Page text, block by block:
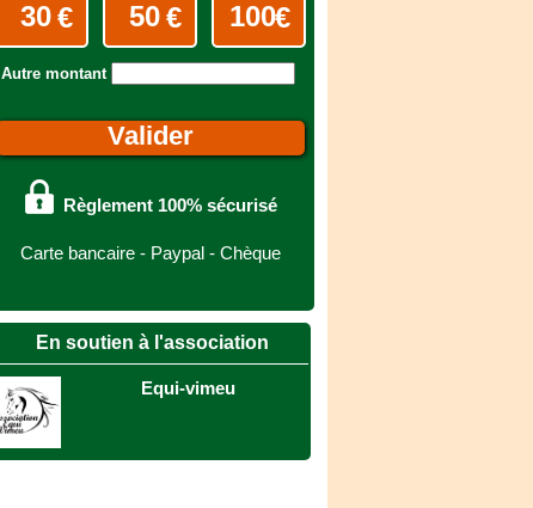
€ € €
Autre montant
Règlement 100% sécurisé
Carte bancaire - Paypal - Chèque
En soutien à l'association
Equi-vimeu